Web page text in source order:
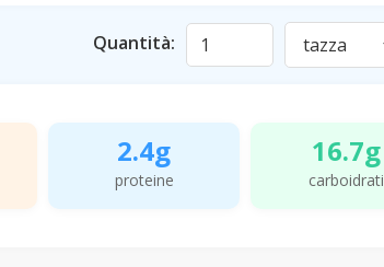
Quantità:
2.4g
proteine
16.7g
carboidrati